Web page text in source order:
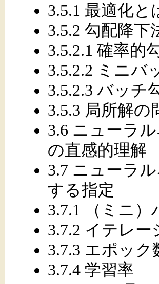
3.5.1 最適化と
3.5.2 勾配降下
3.5.2.1 確率的
3.5.2.2 ミニバ
3.5.2.3 バッチ
3.5.3 局所解の
3.6 ニューラ
の直感的理解
3.7 ニューラ
する指定
3.7.1 （ミニ
3.7.2 イテレー
3.7.3 エポック
3.7.4 学習率